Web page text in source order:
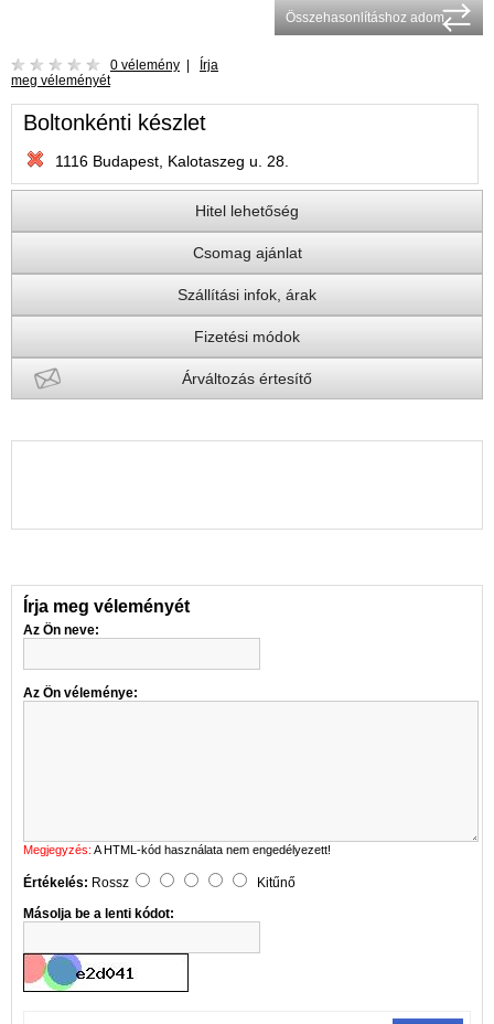
Összehasonlításhoz adom
0 vélemény
Írja
meg véleményét
Boltonkénti készlet
1116 Budapest, Kalotaszeg u. 28.
Hitel lehetőség
Csomag ajánlat
Szállítási infok, árak
Fizetési módok
Árváltozás értesítő
Írja meg véleményét
Az Ön neve:
Az Ön véleménye:
Megjegyzés: A HTML-kód használata nem engedélyezett!
Értékelés: Rossz
Kitűnő
Másolja be a lenti kódot: